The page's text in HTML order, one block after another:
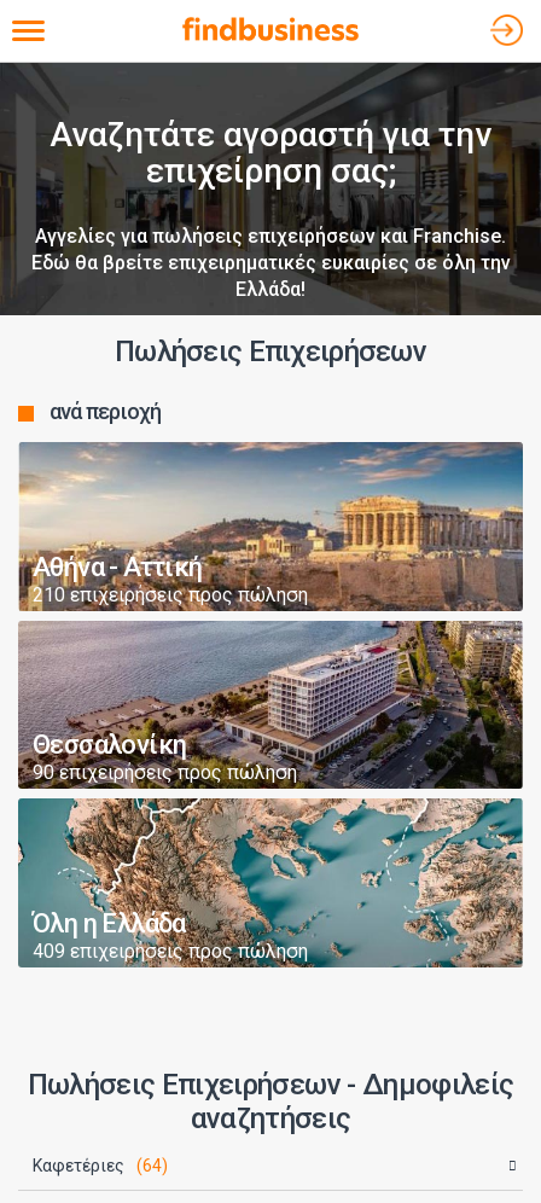
Toggle navigation
Αναζητάτε αγοραστή για την
επιχείρηση σας;
Αγγελίες για πωλήσεις επιχειρήσεων και Franchise.
Εδώ θα βρείτε επιχειρηματικές ευκαιρίες σε όλη την
Ελλάδα!
Πωλήσεις Επιχειρήσεων
ανά περιοχή
Αθήνα - Αττική
210 επιχειρήσεις προς πώληση
Θεσσαλονίκη
90 επιχειρήσεις προς πώληση
Όλη η Ελλάδα
409 επιχειρήσεις προς πώληση
Πωλήσεις Επιχειρήσεων - Δημοφιλείς
αναζητήσεις
Καφετέριες (64)